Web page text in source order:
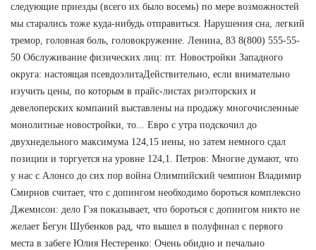
следующие приезды (всего их было восемь) по мере возможностей
мы старались тоже куда-нибудь отправиться. Нарушения сна, легкий
тремор, головная боль, головокружение. Ленина, 83 8(800) 555-55-
50 Обслуживание физических лиц: пт. Новостройки Западного
округа: настоящая псевдоэлитаДействительно, если внимательно
изучить цены, по которым в прайс-листах риэлторских и
девелоперских компаний выставлены на продажу многочисленные
монолитные новостройки, то... Евро с утра подскочил до
двухнедельного максимума 124,15 иены, но затем немного сдал
позиции и торгуется на уровне 124,1. Петров: Многие думают, что
у нас с Алонсо до сих пор война Олимпийский чемпион Владимир
Смирнов считает, что с допингом необходимо бороться комплексно
Джемисон: дело Гэя показывает, что бороться с допингом никто не
желает Бегун Шубенков рад, что вышел в полуфинал с первого
места в забеге Юлия Нестеренко: Очень обидно и печально